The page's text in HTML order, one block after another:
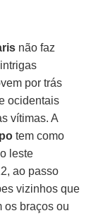
não faz
por trás
ocidentais
vítimas. A
tem como
leste
ao passo
vizinhos que
os braços ou